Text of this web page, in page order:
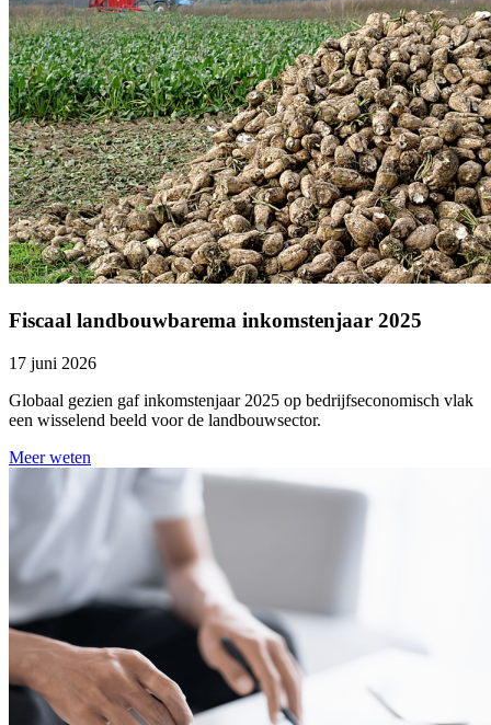
Fiscaal landbouwbarema inkomstenjaar 2025
17 juni 2026
Globaal gezien gaf inkomstenjaar 2025 op bedrijfseconomisch vlak
een wisselend beeld voor de landbouwsector.
Meer weten